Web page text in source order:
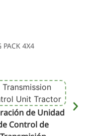
PACK 4X4
de Unidad
Control de